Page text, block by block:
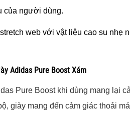
của người dùng.
web với vật liệu cao su nhẹ
Adidas Pure Boost Xám
Pure Boost khi dùng mang lại
giày mang đến cảm giác thoải